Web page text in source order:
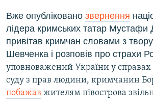
Вже опубліковано звернення
лідера кримських татар Мустафи
привітав кримчан словами з
Шевченка і розповів про страхи
уповноважений України у справах
суду з прав людини, кримчанин
побажав жителям півострова